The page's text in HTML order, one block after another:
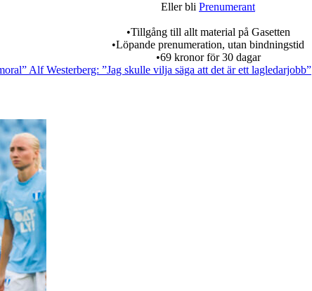
Eller bli Prenumerant
•Tillgång till allt material på Gasetten
•Löpande prenumeration, utan bindningstid
•69 kronor för 30 dagar
Alf Westerberg: ”Jag skulle vilja säga att det är ett lagledarjobb”